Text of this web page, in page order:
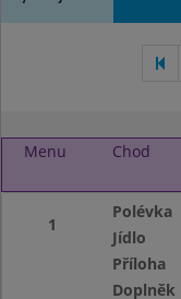
Menu Chod
1
Polévka
Jídlo
Příloha
Doplněk